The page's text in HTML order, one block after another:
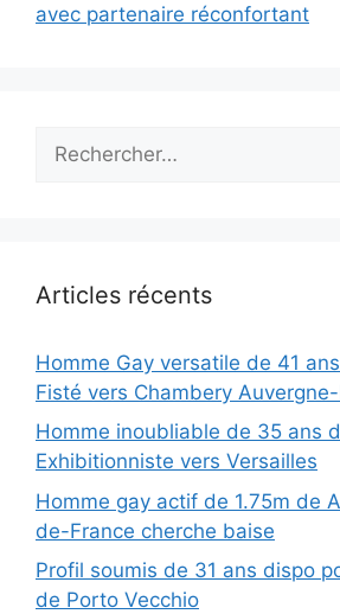
avec partenaire réconfortant
Articles récents
Homme Gay versatile de 41
Fisté vers Chambery
Homme inoubliable de 35 ans
Exhibitionniste vers Versailles
Homme gay actif de 1.75m de
de-France cherche baise
Profil soumis de 31 ans dispo
de Porto Vecchio